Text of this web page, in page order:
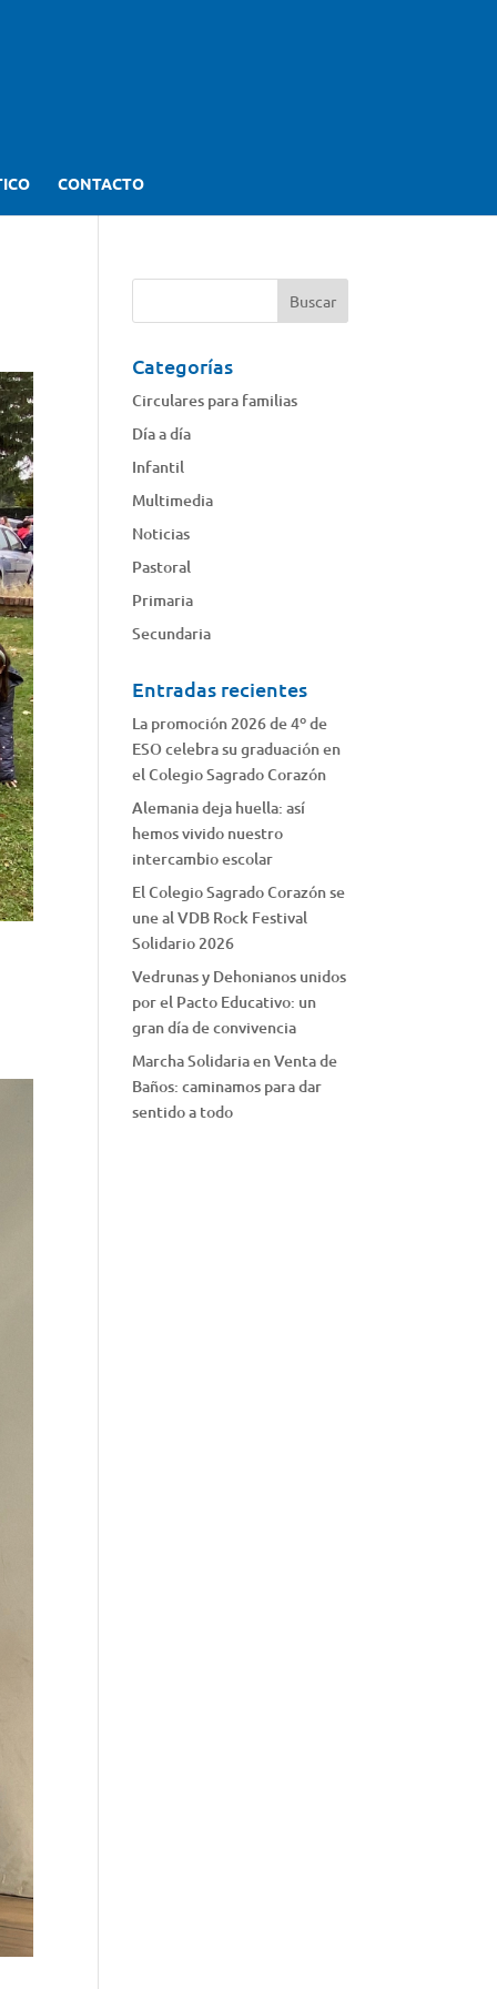
CONTACTO
Categorías
Circulares para familias
Día a día
Infantil
Multimedia
Noticias
Pastoral
Primaria
Secundaria
Entradas recientes
La promoción 2026 de 4º de
ESO celebra su graduación en
el Colegio Sagrado Corazón
Alemania deja huella: así
hemos vivido nuestro
intercambio escolar
El Colegio Sagrado Corazón se
une al VDB Rock Festival
Solidario 2026
Vedrunas y Dehonianos unidos
por el Pacto Educativo: un
gran día de convivencia
Marcha Solidaria en Venta de
Baños: caminamos para dar
sentido a todo